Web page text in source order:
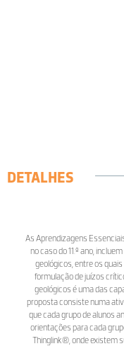
DETALHES
As Aprendizagens
no caso do 11.º ano,
geológicos, entre os
formulação de juízos
geológicos é uma das
proposta consiste numa
que cada grupo de alunos
orientações para cada
Thinglink®, onde existem